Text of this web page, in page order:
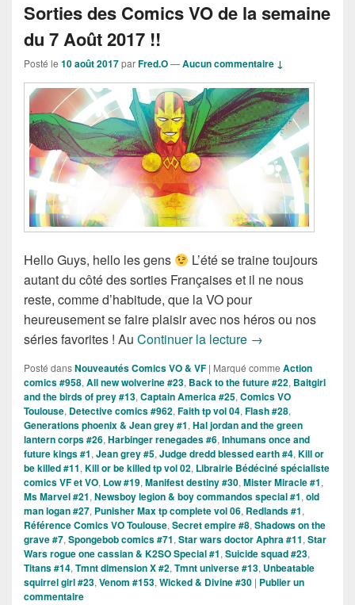
Sorties des Comics VO de la semaine
du 7 Août 2017 !!
Posté le 10 août 2017parFred.O—Aucun commentaire ↓
Hello Guys, hello les gens
L’été se traine toujours
autant du côté des sorties Françaises et il ne nous
reste, comme d’habitude, que la VO pour
heureusement se faire plaisir avec nos héros ou nos
séries favorites ! Au Continuer la lecture Sorties des
→
Posté dansNouveautés Comics VO & VF | Marqué comme Action
comics #958, All new wolverine #23, Back to the future #22, Baitgirl
and the birds of prey #13, Captain America #25, Comics VO
Toulouse, Detective comics #962, Faith tp vol 04, Flash #28,
Generations phoenix & Jean grey #1, Hal jordan and the green
lantern corps #26, Harbinger renegades #6, Inhumans once and
future kings #1, Jean grey #5, Judge dredd blessed earth #4, Kill or
be killed #11, Kill or be killed tp vol 02, Librairie Bédéciné spécialiste
comics VF et VO, Low #19, Manifest destiny #30, Mister Miracle #1,
Ms Marvel #21, Newsboy legion & boy commandos special #1, old
man logan #27, Punisher Max tp complete vol 06, Redlands #1,
Référence Comics VO Toulouse, Secret empire #8, Shadows on the
grave #7, Spongebob comics #71, Star wars doctor Aphra #11, Star
Wars rogue one cassian & K2SO Special #1, Suicide squad #23,
Titans #14, Tmnt dimension X #2, Tmnt universe #13, Unbeatable
squirrel girl #23, Venom #153, Wicked & Divine #30 | Publier un
commentaire